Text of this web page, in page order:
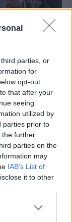
parties, or
for
opt-out
that after your
seeing
utilized by
parties prior to
the further
parties on the
may
IAB’s List of
it to other
το